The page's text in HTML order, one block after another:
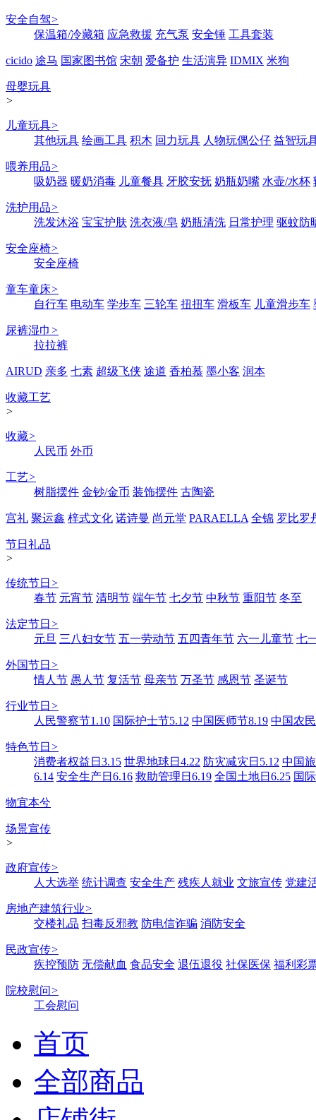
安全自驾>
保温箱/冷藏箱 应急救援 充气泵 安全锤 工具套装
cicido 途马 国家图书馆 宋朝 爱备护 生活演异 IDMIX 米狗
母婴玩具
>
儿童玩具>
其他玩具 绘画工具 积木 回力玩具 人物玩偶公仔 益智玩
喂养用品>
吸奶器 暖奶消毒 儿童餐具 牙胶安抚 奶瓶奶嘴 水壶/水杯
洗护用品>
洗发沐浴 宝宝护肤 洗衣液/皂 奶瓶清洗 日常护理 驱蚊防
安全座椅>
安全座椅
童车童床>
自行车 电动车 学步车 三轮车 扭扭车 滑板车 儿童滑步车
尿裤湿巾 >
拉拉裤
AIRUD 亲多 七素 超级飞侠 途道 香柏慕 墨小客 润本
收藏工艺
>
收藏>
人民币 外币
工艺>
树脂摆件 金钞/金币 装饰摆件 古陶瓷
宫礼 聚运鑫 梓式文化 诺诗曼 尚元堂 PARAELLA 全锦 罗比罗
节日礼品
>
传统节日 >
春节 元宵节 清明节 端午节 七夕节 中秋节 重阳节 冬至
法定节日 >
元旦 三八妇女节 五一劳动节 五四青年节 六一儿童节 七
外国节日 >
情人节 愚人节 复活节 母亲节 万圣节 感恩节 圣诞节
行业节日 >
人民警察节1.10 国际护士节5.12 中国医师节8.19 中国农
特色节日 >
消费者权益日3.15 世界地球日4.22 防灾减灾日5.12 中国
6.14 安全生产日6.16 救助管理日6.19 全国土地日6.25 国
物宜本兮
场景宣传
>
政府宣传>
人大选举 统计调查 安全生产 残疾人就业 文旅宣传 党建
房地产建筑行业>
交楼礼品 扫毒反邪教 防电信诈骗 消防安全
民政宣传>
疾控预防 无偿献血 食品安全 退伍退役 社保医保 福利彩
院校慰问>
工会慰问
首页
全部商品